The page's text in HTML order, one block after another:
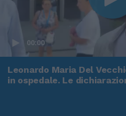
00:00
Leonardo Maria Del
in ospedale. Le